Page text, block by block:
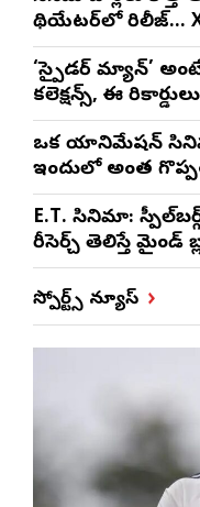
థియేటర్‌లో రిలీజ్…
‘స్పైడర్ మ్యాన్’
కలెక్షన్స్, ఈ
ఒక యానిమేషన్
ఇందులో అంత
E.T. సినిమా:
రీసెర్చ్ తెలిస్తే మైండ్
స్పోర్ట్స్ న్యూస్